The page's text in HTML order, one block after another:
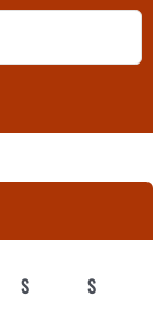
S S